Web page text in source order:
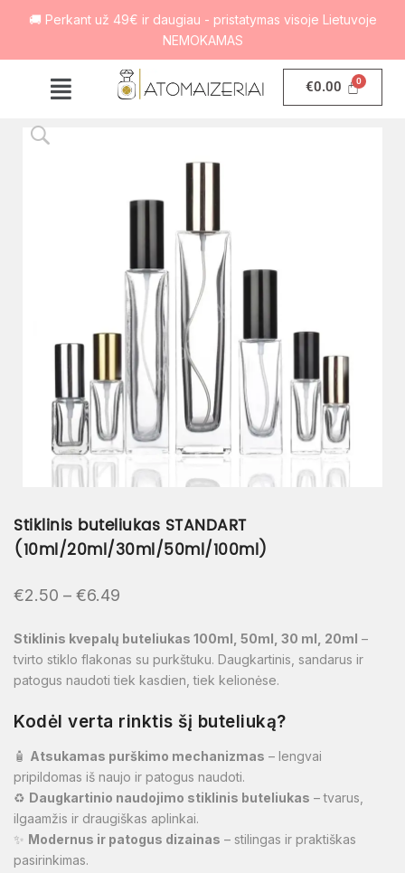
🚚 Perkant už 49€ ir daugiau - pristatymas visoje Lietuvoje
NEMOKAMAS
€0.00
Stiklinis buteliukas STANDART
(10ml/20ml/30ml/50ml/100ml)
€2.50 – €6.49
Stiklinis kvepalų buteliukas 100ml, 50ml, 30 ml, 20ml –
tvirto stiklo flakonas su purkštuku. Daugkartinis, sandarus ir
patogus naudoti tiek kasdien, tiek kelionėse.
Kodėl verta rinktis šį buteliuką?
🧴 Atsukamas purškimo mechanizmas – lengvai
pripildomas iš naujo ir patogus naudoti.
♻️ Daugkartinio naudojimo stiklinis buteliukas – tvarus,
ilgaamžis ir draugiškas aplinkai.
✨ Modernus ir patogus dizainas – stilingas ir praktiškas
pasirinkimas.